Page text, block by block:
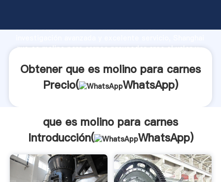
fuerte capacidad de producción, fuerza de
que es molino para carnes proveedor crea el valor y
Obtener que es molino para carnes
Precio(
WhatsApp)
que es molino para carnes
Introducción(
WhatsApp)